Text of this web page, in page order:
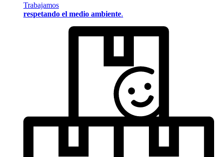
Trabajamos
respetando el medio ambiente.